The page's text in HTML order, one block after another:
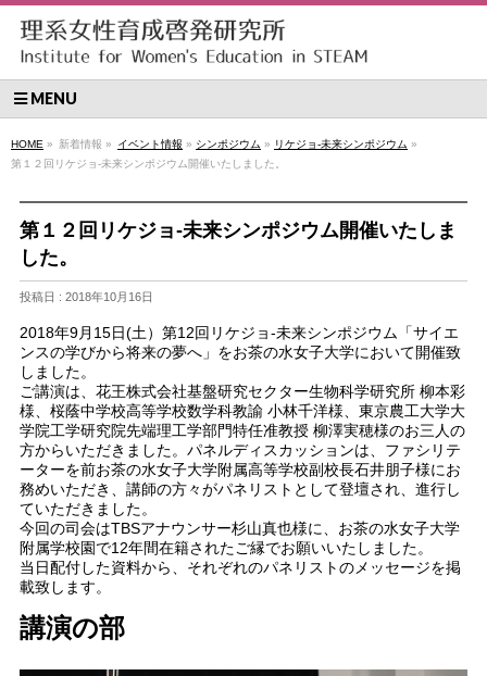
MENU
HOME » 新着情報 » イベント情報 » シンポジウム » リケジョ-未来シンポジウム »
第１２回リケジョ-未来シンポジウム開催いたしました。
第１２回リケジョ-未来シンポジウム開催いたしま
した。
投稿日 : 2018年10月16日
2018年9月15日(土）第12回リケジョ-未来シンポジウム「サイエ
ンスの学びから将来の夢へ」をお茶の水女子大学において開催致
しました。
ご講演は、花王株式会社基盤研究セクター生物科学研究所 柳本彩
様、桜蔭中学校高等学校数学科教諭 小林千洋様、東京農工大学大
学院工学研究院先端理工学部門特任准教授 柳澤実穂様のお三人の
方からいただきました。パネルディスカッションは、ファシリテ
ーターを前お茶の水女子大学附属高等学校副校長石井朋子様にお
務めいただき、講師の方々がパネリストとして登壇され、進行し
ていただきました。
今回の司会はTBSアナウンサー杉山真也様に、お茶の水女子大学
附属学校園で12年間在籍されたご縁でお願いいたしました。
当日配付した資料から、それぞれのパネリストのメッセージを掲
載致します。
講演の部